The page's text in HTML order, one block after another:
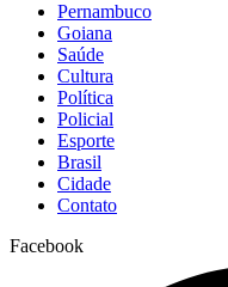
Pernambuco
Goiana
Saúde
Cultura
Política
Policial
Esporte
Brasil
Cidade
Contato
Facebook